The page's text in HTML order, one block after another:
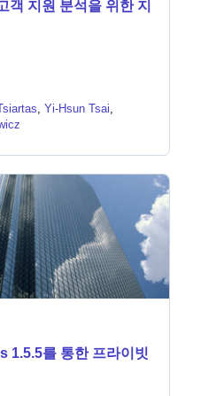
객 지원 분석을 위한 지
, Yi-Hsun Tsai,
1.5.5를 통한 프라이빗